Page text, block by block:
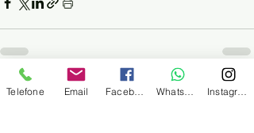
Posts recentes Ver tudo
Telefone Email